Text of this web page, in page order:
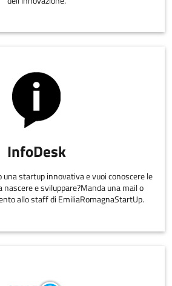
InfoDesk
una startup innovativa e vuoi conoscere le
e sviluppare?Manda una mail o
allo staff di EmiliaRomagnaStartUp.